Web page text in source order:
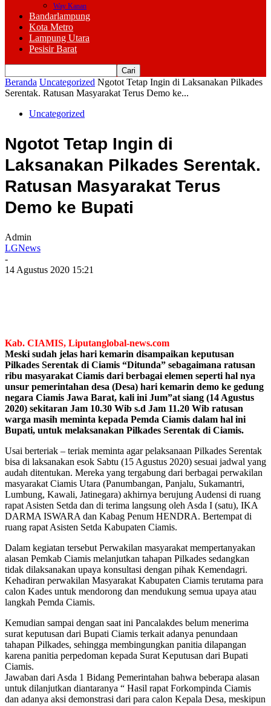
Way Kanan
Bandarlampung
Kota Metro
Lampung Utara
Pesisir Barat
Beranda Uncategorized Ngotot Tetap Ingin di Laksanakan Pilkades
Serentak. Ratusan Masyarakat Terus Demo ke...
Uncategorized
Ngotot Tetap Ingin di
Laksanakan Pilkades Serentak.
Ratusan Masyarakat Terus
Demo ke Bupati
Admin
LGNews
-
14 Agustus 2020 15:21
Kab. CIAMIS, Liputanglobal-news.com
Meski sudah jelas hari kemarin disampaikan keputusan
Pilkades Serentak di Ciamis “Ditunda” sebagaimana ratusan
ribu masyarakat Ciamis dari berbagai elemen seperti hal nya
unsur pemerintahan desa (Desa) hari kemarin demo ke gedung
negara Ciamis Jawa Barat, kali ini Jum”at siang (14 Agustus
2020) sekitaran Jam 10.30 Wib s.d Jam 11.20 Wib ratusan
warga masih meminta kepada Pemda Ciamis dalam hal ini
Bupati, untuk melaksanakan Pilkades Serentak di Ciamis.
Usai berteriak – teriak meminta agar pelaksanaan Pilkades Serentak
bisa di laksanakan esok Sabtu (15 Agustus 2020) sesuai jadwal yang
audah ditentukan. Mereka yang tergabung dari berbagai perwakilan
masyarakat Ciamis Utara (Panumbangan, Panjalu, Sukamantri,
Lumbung, Kawali, Jatinegara) akhirnya berujung Audensi di ruang
rapat Asisten Setda dan di terima langsung oleh Asda I (satu), IKA
DARMA ISWARA dan Kabag Penum HENDRA. Bertempat di
ruang rapat Asisten Setda Kabupaten Ciamis.
Dalam kegiatan tersebut Perwakilan masyarakat mempertanyakan
alasan Pemkab Ciamis melanjutkan tahapan Pilkades sedangkan
tidak dilaksanakan upaya konsultasi dengan pihak Kemendagri.
Kehadiran perwakilan Masyarakat Kabupaten Ciamis terutama para
calon Kades untuk mendorong dan mendukung semua upaya atau
langkah Pemda Ciamis.
Kemudian sampai dengan saat ini Pancalakdes belum menerima
surat keputusan dari Bupati Ciamis terkait adanya penundaan
tahapan Pilkades, sehingga membingungkan panitia dilapangan
karena panitia perpedoman kepada Surat Keputusan dari Bupati
Ciamis.
Jawaban dari Asda 1 Bidang Pemerintahan bahwa beberapa alasan
untuk dilanjutkan diantaranya “ Hasil rapat Forkompinda Ciamis
dan adanya aksi demonstrasi dari para calon Kepala Desa, meskipun